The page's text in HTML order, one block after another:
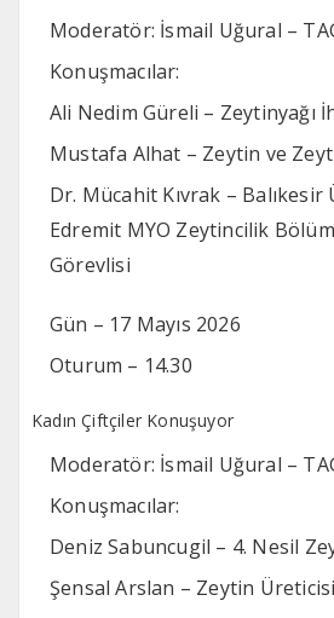
Moderatör: İsmail Uğural –
Konuşmacılar:
Ali Nedim Güreli – Zeytinyağı
Mustafa Alhat – Zeytin ve
Dr. Mücahit Kıvrak –
Edremit MYO Zeytincilik
Görevlisi
Gün – 17 Mayıs 2026
Oturum – 14.30
Kadın Çiftçiler Konuşuyor
Moderatör: İsmail Uğural –
Konuşmacılar:
Deniz Sabuncugil – 4. Nesil
Şensal Arslan – Zeytin Üreticisi